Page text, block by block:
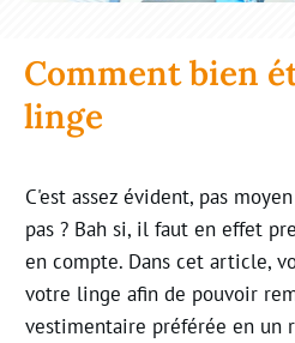
Comment bien
linge
C'est assez évident, pas
pas ? Bah si, il faut en effet
en compte. Dans cet article,
votre linge afin de pouvoir
vestimentaire préférée en un